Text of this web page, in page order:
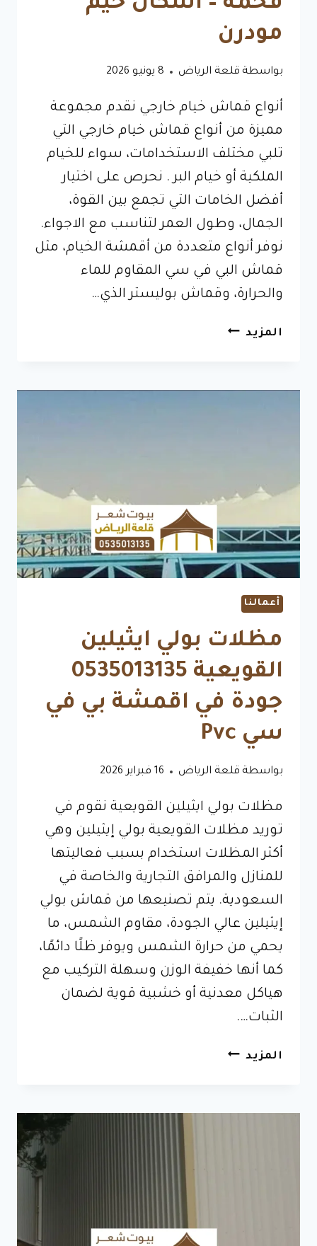
مودرن
بواسطة قلعة الرياض 8 يونيو 2026
أنواع قماش خيام خارجي نقدم مجموعة
مميزة من أنواع قماش خيام خارجي التي
تلبي مختلف الاستخدامات، سواء للخيام
الملكية أو خيام البر . نحرص على اختيار
أفضل الخامات التي تجمع بين القوة،
الجمال، وطول العمر لتناسب مع الاجواء.
نوفر أنواع متعددة من أقمشة الخيام، مثل
قماش البي في سي المقاوم للماء
والحرارة، وقماش بوليستر الذي…
المزيد أنواع
أعمالنا
مظلات بولي ايثيلين
القويعية 0535013135
جودة في اقمشة بي في
سي Pvc
بواسطة قلعة الرياض 16 فبراير 2026
مظلات بولي ايثيلين القويعية نقوم في
توريد مظلات القويعية بولي إيثيلين وهي
أكثر المظلات استخدام بسبب فعاليتها
للمنازل والمرافق التجارية والخاصة في
السعودية. يتم تصنيعها من قماش بولي
إيثيلين عالي الجودة، مقاوم الشمس، ما
يحمي من حرارة الشمس ويوفر ظلًا دائمًا،
كما أنها خفيفة الوزن وسهلة التركيب مع
هياكل معدنية أو خشبية قوية لضمان
الثبات….
المزيد مظلات
0535013135